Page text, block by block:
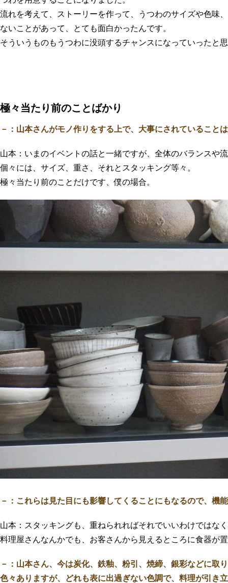
流れを考えて、ストーリーを作って、うつわのサイズや色味
ないことがあって、とても面白かったんです。
そういうものもうつわに没頭するチャンスになっていったと
極々当たり前のことばかり
－：山本さんがモノ作りをする上で、大事にされていること
山本：いまのイベントの話と一緒ですが、全体のバランスや
個々には、サイズ、重さ、それとスタッキング等々。
極々当たり前のことだけです、僕の場合。
－：これらは見た目にも影響してくることにもなるので、機
山本：スタッキングも、重ねられればそれでいいわけではな
料理屋さんなんかでも、お客さんから見えるところに食器が
－：山本さん、今は炭化、鉄釉、粉引、焼締、銀彩などに取
色々ありますが、どれも表に出過ぎない色調で、料理が引き